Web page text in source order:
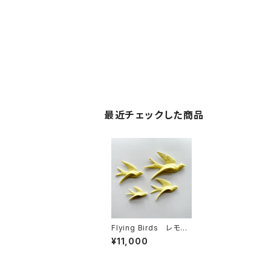
最近チェックした商品
Flying Birds レモン・
イエロー
¥11,000